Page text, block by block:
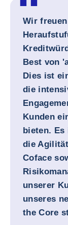
Wir
Best von
Dies ist
die
Kunden
bieten. Es
die
Coface
unserer
unseres
the Core